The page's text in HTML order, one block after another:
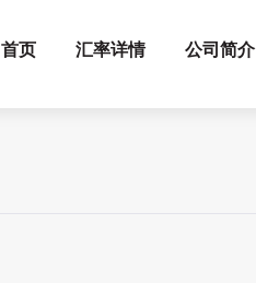
首页 汇率详情 公司简介